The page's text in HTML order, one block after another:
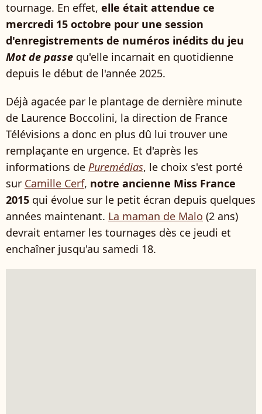
tournage. En effet, elle était attendue ce
mercredi 15 octobre pour une session
d'enregistrements de numéros inédits du jeu
Mot de passe qu'elle incarnait en quotidienne
depuis le début de l'année 2025.
Déjà agacée par le plantage de dernière minute
de Laurence Boccolini, la direction de France
Télévisions a donc en plus dû lui trouver une
remplaçante en urgence. Et d'après les
informations de Puremédias, le choix s'est porté
sur Camille Cerf, notre ancienne Miss France
2015 qui évolue sur le petit écran depuis quelques
années maintenant. La maman de Malo (2 ans)
devrait entamer les tournages dès ce jeudi et
enchaîner jusqu'au samedi 18.